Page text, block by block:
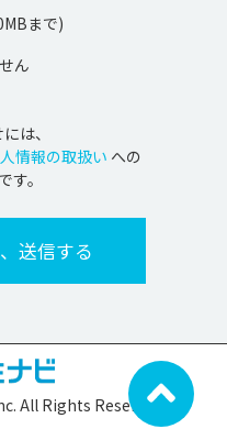
まで)
ん
は、
情報の取扱い への
す。
All Rights Reserved